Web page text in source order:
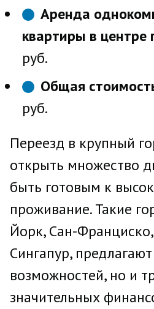
Аренда
квартиры в центре
руб.
Общая
руб.
Переезд в крупный
открыть множество
быть готовым к
проживание. Такие
Йорк, Сан-
Сингапур,
возможностей, но и
значительных